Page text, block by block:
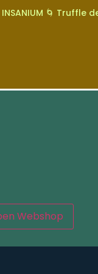
INSANIUM 🌀 Truffle
Webshop